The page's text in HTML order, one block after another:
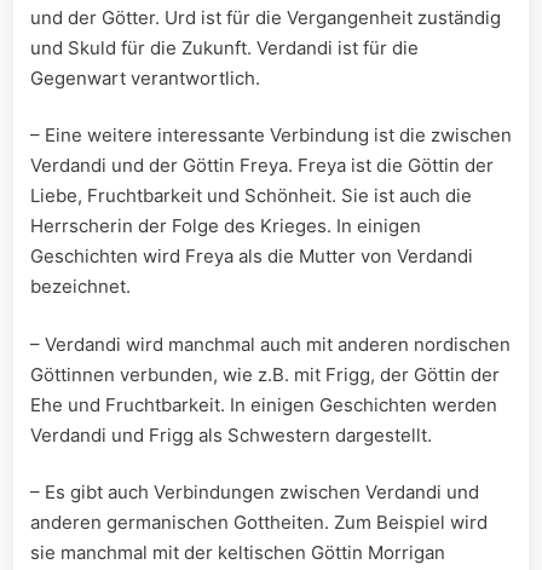
und der Götter. Urd ist für die Vergangenheit zuständig
und Skuld für die Zukunft. Verdandi ist für die
Gegenwart verantwortlich.
– Eine weitere interessante Verbindung ist die zwischen
Verdandi und der Göttin Freya. Freya ist die Göttin der
Liebe, Fruchtbarkeit und Schönheit. Sie ist auch die
Herrscherin der Folge des Krieges. In einigen
Geschichten wird Freya als die Mutter von Verdandi
bezeichnet.
– Verdandi wird manchmal auch mit anderen nordischen
Göttinnen verbunden, wie z.B. mit Frigg, der Göttin der
Ehe und Fruchtbarkeit. In einigen Geschichten werden
Verdandi und Frigg als Schwestern dargestellt.
– Es gibt auch Verbindungen zwischen Verdandi und
anderen germanischen Gottheiten. Zum Beispiel wird
sie manchmal mit der keltischen Göttin Morrigan